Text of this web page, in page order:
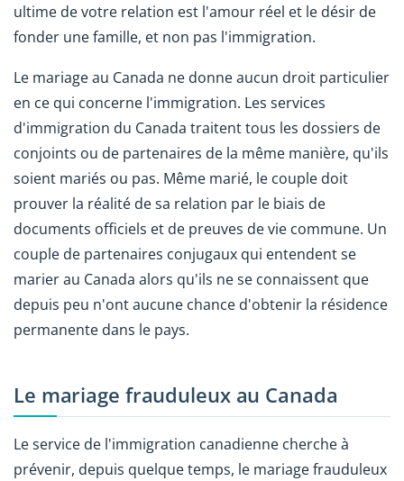
ultime de votre relation est l'amour réel et le désir de
fonder une famille, et non pas l'immigration.
Le mariage au Canada ne donne aucun droit particulier
en ce qui concerne l'immigration. Les services
d'immigration du Canada traitent tous les dossiers de
conjoints ou de partenaires de la même manière, qu'ils
soient mariés ou pas. Même marié, le couple doit
prouver la réalité de sa relation par le biais de
documents officiels et de preuves de vie commune. Un
couple de partenaires conjugaux qui entendent se
marier au Canada alors qu'ils ne se connaissent que
depuis peu n'ont aucune chance d'obtenir la résidence
permanente dans le pays.
Le mariage frauduleux au Canada
Le service de l'immigration canadienne cherche à
prévenir, depuis quelque temps, le mariage frauduleux